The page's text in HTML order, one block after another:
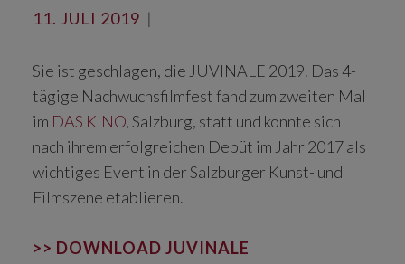
11. JULI 2019 |
Sie ist geschlagen, die JUVINALE 2019. Das 4-
tägige Nachwuchsfilmfest fand zum zweiten Mal
im DAS KINO, Salzburg, statt und konnte sich
nach ihrem erfolgreichen Debüt im Jahr 2017 als
wichtiges Event in der Salzburger Kunst- und
Filmszene etablieren.
>> DOWNLOAD JUVINALE